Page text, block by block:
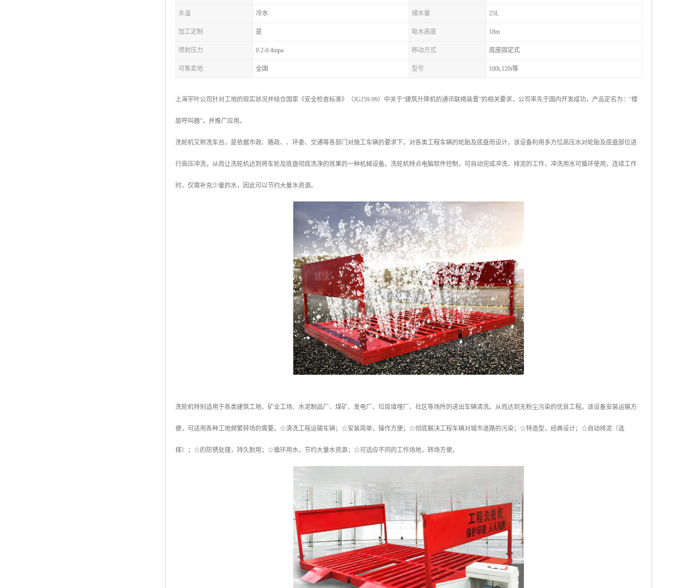
水温 冷水 储水量 25L
加工定制 是 吸水高度 18m
喷射压力 0.2-0.4mpa 移动方式 底座固定式
可售卖地 全国 型号 100t,120t等
上海宇叶公司针对工地的现实状况并结合国家《安全检查标准》（JGJ59-99）中关于“建筑升降机的通讯联络装置”的相关要求，公司率先于国内开发成功，产品定名为：“楼
层呼叫器”，并推广应用。
洗轮机又称洗车台，是依据市政、路政、、环委、交通等各部门对施工车辆的要求下，对各类工程车辆的轮胎及底盘而设计，该设备利用多方位高压水对轮胎及底盘部位进
行高压冲洗，从而让洗轮机达到将车轮及底盘彻底洗净的效果的一种机械设备。洗轮机特点电脑软件控制，可自动完成冲洗、排泥的工作，冲洗用水可循环使用，连续工作
时，仅需补充少量的水，因此可以节约大量水资源。
洗轮机特别适用于各类建筑工地、矿业工场、水泥制品厂、煤矿、发电厂、垃圾填埋厂、社区等场所的进出车辆清洗。从而达到无粉尘污染的优良工程。该设备安装运输方
便，可适用各种工地频繁转场的需要。☆清洗工程运输车辆；☆安装简单，操作方便；☆彻底解决工程车辆对城市道路的污染；☆特造型，经典设计；☆自动排泥（选
择）；☆的防锈处理，持久耐用；☆循环用水，节约大量水资源；☆可适应不同的工作场地，转场方便。